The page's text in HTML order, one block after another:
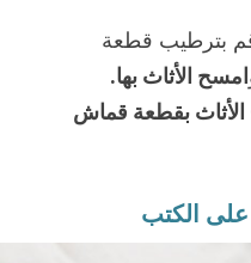
قم بترطيب قطعة
امسح الأثاث بها.
الأثاث بقطعة قماش